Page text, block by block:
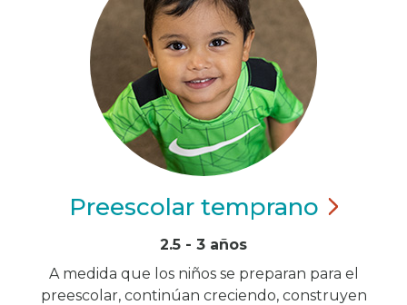
Preescolar temprano
2.5 - 3 años
A medida que los niños se preparan para el
preescolar, continúan creciendo, construyen